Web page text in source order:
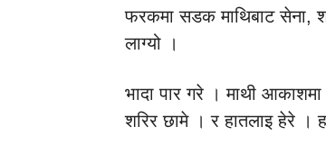
फरकमा सडक माथिबाट सेना,
लाग्यो ।
भादा पार गरे । माथी
शरिर छामे । र हातलाइ हेरे ।